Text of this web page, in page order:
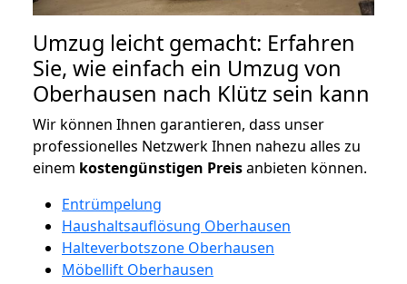
Umzug leicht gemacht: Erfahren
Sie, wie einfach ein Umzug von
Oberhausen nach Klütz sein kann
Wir können Ihnen garantieren, dass unser
professionelles Netzwerk Ihnen nahezu alles zu
einem kostengünstigen Preisanbieten können.
Entrümpelung
Haushaltsauflösung Oberhausen
Halteverbotszone Oberhausen
Möbellift Oberhausen